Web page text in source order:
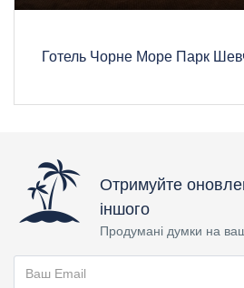
Готель Чорне Море Парк
Отримуйте
іншого
Продумані думки на